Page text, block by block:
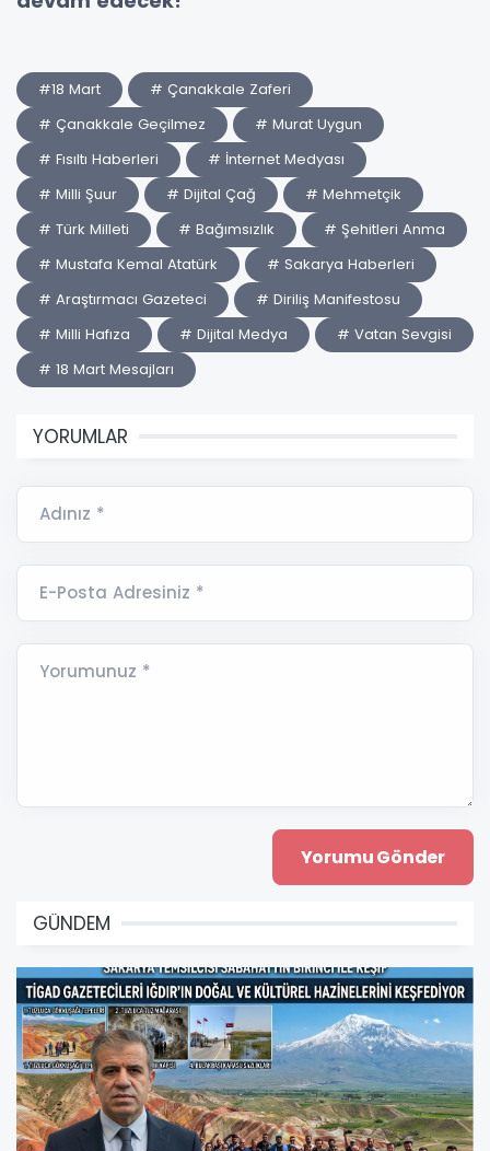
#18 Mart
# Çanakkale Zaferi
# Çanakkale Geçilmez
# Murat Uygun
# Fısıltı Haberleri
# İnternet Medyası
# Milli Şuur
# Dijital Çağ
# Mehmetçik
# Türk Milleti
# Bağımsızlık
# Şehitleri Anma
# Mustafa Kemal Atatürk
# Sakarya Haberleri
# Araştırmacı Gazeteci
# Diriliş Manifestosu
# Milli Hafıza
# Dijital Medya
# Vatan Sevgisi
# 18 Mart Mesajları
YORUMLAR
Adınız *
E-Posta Adresiniz *
Yorumunuz *
GÜNDEM